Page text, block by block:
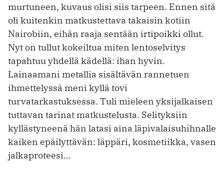
murtuneen, kuvaus olisi siis tarpeen. Ennen sitä
oli kuitenkin matkustettava takaisin kotiin
Nairobiin, eihän raaja sentään irtipoikki ollut.
Nyt on tullut kokeiltua miten lentoselvitys
tapahtuu yhdellä kädellä: ihan hyvin.
Lainaamani metallia sisältävän rannetuen
ihmettelyssä meni kyllä tovi
turvatarkastuksessa. Tuli mieleen yksijalkaisen
tuttavan tarinat matkustelusta. Selityksiin
kyllästyneenä hän latasi aina läpivalaisuhihnalle
kaiken epäilyttävän: läppäri, kosmetiikka, vasen
jalkaproteesi…